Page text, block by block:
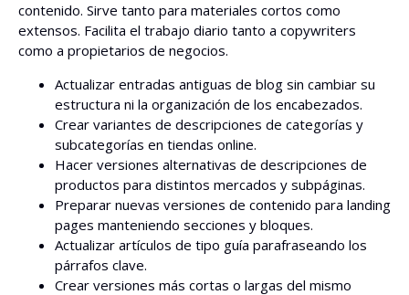
contenido. Sirve tanto para materiales cortos como
extensos. Facilita el trabajo diario tanto a copywriters
como a propietarios de negocios.
Actualizar entradas antiguas de blog sin cambiar su
estructura ni la organización de los encabezados.
Crear variantes de descripciones de categorías y
subcategorías en tiendas online.
Hacer versiones alternativas de descripciones de
productos para distintos mercados y subpáginas.
Preparar nuevas versiones de contenido para landing
pages manteniendo secciones y bloques.
Actualizar artículos de tipo guía parafraseando los
párrafos clave.
Crear versiones más cortas o largas del mismo